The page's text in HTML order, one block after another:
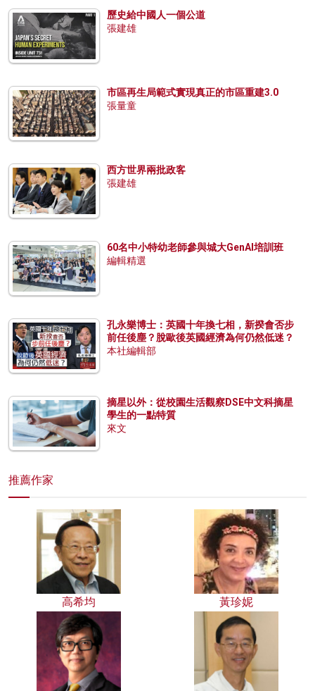
歷史給中國人一個公道
張建雄
市區再生局範式實現真正的市區重建3.0
張量童
西方世界兩批政客
張建雄
60名中小特幼老師參與城大GenAI培訓班
編輯精選
孔永樂博士：英國十年換七相，新揆會否步
前任後塵？脫歐後英國經濟為何仍然低迷？
本社編輯部
摘星以外：從校園生活觀察DSE中文科摘星
學生的一點特質
來文
推薦作家
高希均 黃珍妮